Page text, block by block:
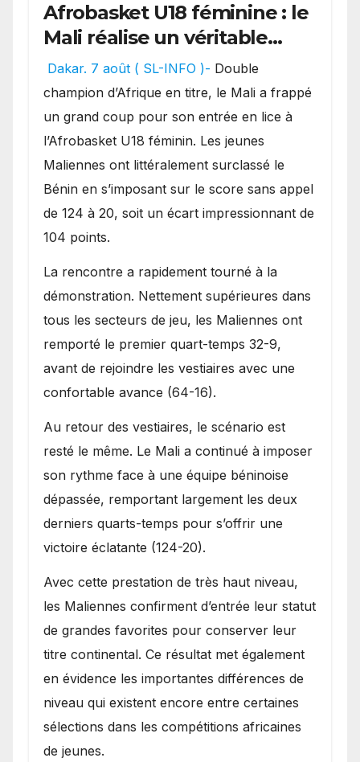
Afrobasket U18 féminine : le
Mali réalise un véritable
festival offensif et inflige
une lourde défaite au
Bénin.
Dakar. 7 août ( SL-INFO )- Double
champion d’Afrique en titre, le Mali a frappé
un grand coup pour son entrée en lice à
l’Afrobasket U18 féminin. Les jeunes
Maliennes ont littéralement surclassé le
Bénin en s’imposant sur le score sans appel
de 124 à 20, soit un écart impressionnant de
104 points.
La rencontre a rapidement tourné à la
démonstration. Nettement supérieures dans
tous les secteurs de jeu, les Maliennes ont
remporté le premier quart-temps 32-9,
avant de rejoindre les vestiaires avec une
confortable avance (64-16).
Au retour des vestiaires, le scénario est
resté le même. Le Mali a continué à imposer
son rythme face à une équipe béninoise
dépassée, remportant largement les deux
derniers quarts-temps pour s’offrir une
victoire éclatante (124-20).
Avec cette prestation de très haut niveau,
les Maliennes confirment d’entrée leur statut
de grandes favorites pour conserver leur
titre continental. Ce résultat met également
en évidence les importantes différences de
niveau qui existent encore entre certaines
sélections dans les compétitions africaines
de jeunes.